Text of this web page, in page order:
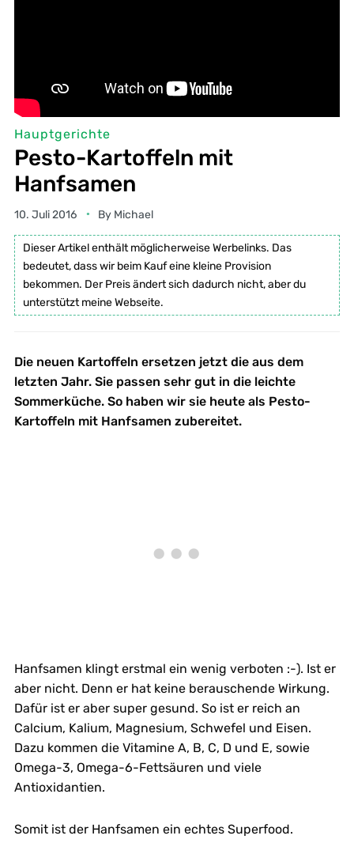
Hauptgerichte
Pesto-Kartoffeln mit
Hanfsamen
10. Juli 2016 By Michael
Dieser Artikel enthält möglicherweise Werbelinks. Das
bedeutet, dass wir beim Kauf eine kleine Provision
bekommen. Der Preis ändert sich dadurch nicht, aber du
unterstützt meine Webseite.
Die neuen Kartoffeln ersetzen jetzt die aus dem
letzten Jahr. Sie passen sehr gut in die leichte
Sommerküche. So haben wir sie heute als Pesto-
Kartoffeln mit Hanfsamen zubereitet.
Hanfsamen klingt erstmal ein wenig verboten :-). Ist er
aber nicht. Denn er hat keine berauschende Wirkung.
Dafür ist er aber super gesund. So ist er reich an
Calcium, Kalium, Magnesium, Schwefel und Eisen.
Dazu kommen die Vitamine A, B, C, D und E, sowie
Omega-3, Omega-6-Fettsäuren und viele
Antioxidantien.
Somit ist der Hanfsamen ein echtes Superfood.